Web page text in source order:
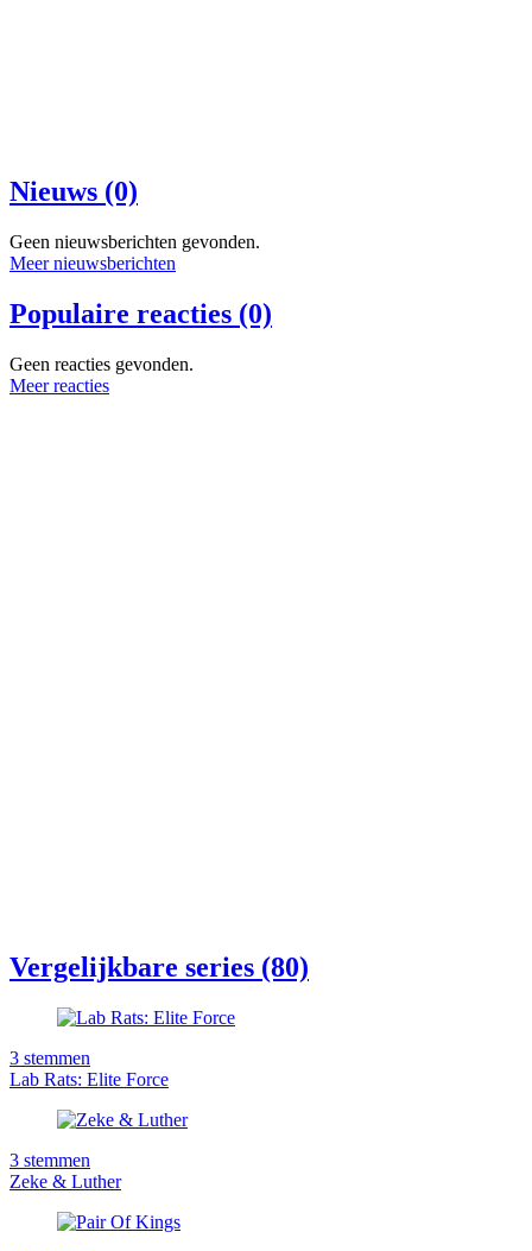
Nieuws (0)
Geen nieuwsberichten gevonden.
Meer nieuwsberichten
Populaire reacties (0)
Geen reacties gevonden.
Meer reacties
Vergelijkbare series (80)
3 stemmen
Lab Rats: Elite Force
3 stemmen
Zeke & Luther